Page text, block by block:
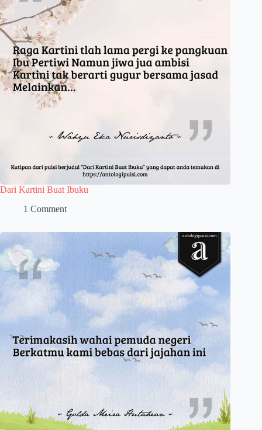
Dari Kartini Buat Ibuku
1 Comment